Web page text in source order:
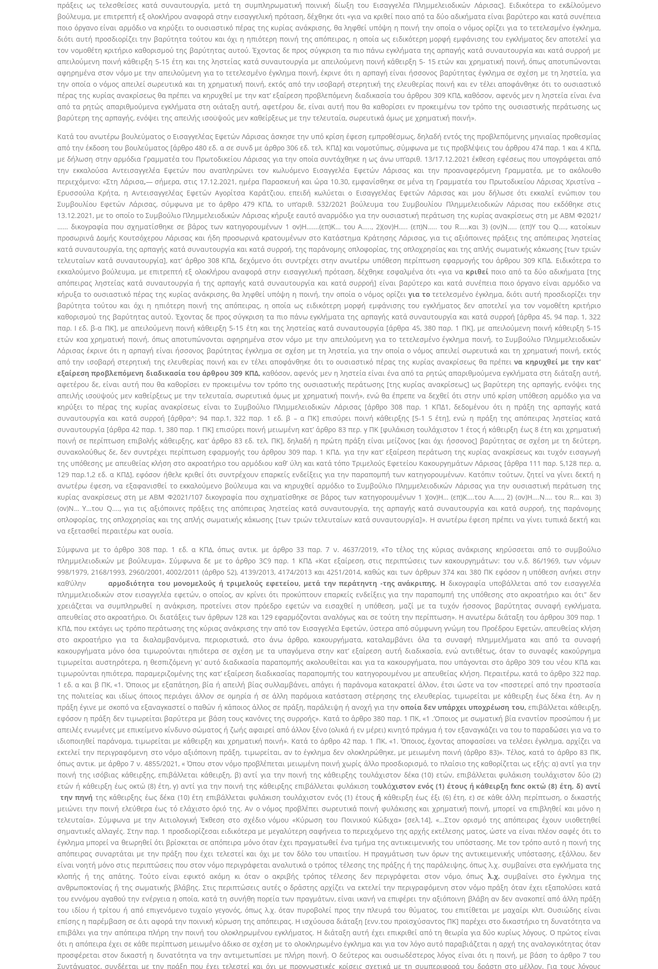
πράξεις ως τελεσθείσες κατά συναυτουργία, μετά τη συμπληρωματική ποινική δίωξη του Εισαγγελέα Πλημμελειοδικών Λάρισας]. Ειδικότερα το εκ&ίλούμενο
βούλευμα, με επιτρεπτή εξ ολοκλήρου αναφορά στην εισαγγελική πρόταση, δέχθηκε ότι «για να κριθεί ποιο από τα δύο αδικήματα είναι βαρύτερο και κατά συνέπεια
ποιο όργανο είναι αρμόδιο να κηρύξει το ουσιαστικό πέρας της κυρίας ανάκρισης, θα ληφθεί υπόψη η ποινή την οποία ο νόμος ορίζει για το τετελεσμένο έγκλημα,
διότι αυτή προσδιορίζει την βαρύτητα τούτου και όχι η ηπιότερη ποινή της απόπειρας, η οποία ως ειδικότερη μορφή εμφάνισης του εγκλήματος δεν αποτελεί για
τον νομοθέτη κριτήριο καθορισμού της βαρύτητας αυτού. Έχοντας δε προς σύγκριση τα πιο πάνω εγκλήματα της αρπαγής κατά συναυτουργία και κατά συρροή με
απειλούμενη ποινή κάθειρξη 5-15 έτη και της ληστείας κατά συναυτουργία με απειλούμενη ποινή κάθειρξη 5- 15 ετών και χρηματική ποινή, όπως αποτυπώνονται
αφηρημένα στον νόμο με την απειλούμενη για το τετελεσμένο έγκλημα ποινή, έκρινε ότι η αρπαγή είναι ήσσονος βαρύτητας έγκλημα σε σχέση με τη ληστεία, για
την οποία ο νόμος απειλεί σωρευτικά και τη χρηματική ποινή, εκτός από την ισοβαρή στερητική της ελευθερίας ποινή και εν τέλει αποφάνθηκε ότι το ουσιαστικό
πέρας της κυρίας ανακρίσεως θα πρέπει να κηρυχθεί με την κατ’ εξαίρεση προβλεπόμενη διαδικασία του άρθρου 309 ΚΠΔ, καθόσον, αφενός μεν η ληστεία είναι ένα
από τα ρητώς απαριθμούμενα εγκλήματα στη οιάταξη αυτή, αφετέρου δε, είναι αυτή που θα καθορίσει εν προκειμένω τον τρόπο της ουσιαστικής περάτωσης ως
βαρύτερη της αρπαγής, ενόψει της απειλής ισοϋψούς μεν καθείρξεως με την τελευταία, σωρευτικά όμως με χρηματική ποινή».
Κατά του ανωτέρω βουλεύματος ο Εισαγγελέας Εφετών Λάρισας άσκησε την υπό κρίση έφεση εμπροθέσμως, δηλαδή εντός της προβλεπόμενης μηνιαίας προθεσμίας
από την έκδοση του βουλεύματος [άρθρο 480 εδ. α σε συνδ με άρθρο 306 εδ. τελ. ΚΠΔ] και νομοτύπως, σύμφωνα με τις προβλέψεις του άρθρου 474 παρ. 1 και 4 ΚΠΔ,
με δήλωση στην αρμόδια Γραμματέα του Πρωτοδικείου Λάρισας για την οποία συντάχθηκε η ως άνω υπ’αριθ. 13/17.12.2021 έκθεση εφέσεως που υπογράφεται από
την εκκαλούσα Αντεισαγγελέα Εφετών που αναπληρώνει τον κωλυόμενο Εισαγγελέα Εφετών Λάρισας και την προαναφερόμενη Γραμματέα, με το ακόλουθο
περιεχόμενο: «Στη Λάρισα,— σήμερα, στις 17.12.2021, ημέρα Παρασκευή και ώρα 10.30, εμφανίσθηκε σε μένα τη Γραμματέα του Πρωτοδικείου Λάρισας Χριστίνα –
Ερυσσούλα Κρήτα, η Αντεισαγγελέας Εφετών Αγορίτσα Καράτζιου, επειδή κωλύεται ο Εισαγγελέας Εφετών Λάρισας και μου δήλωσε ότι εκκαλεί ενώπιον του
Συμβουλίου Εφετών Λάρισας, σύμφωνα με το άρθρο 479 ΚΠΔ, το υπ’αριθ. 532/2021 βούλευμα του Συμβουλίου Πλημμελειοδικών Λάρισας που εκδόθηκε στις
13.12.2021, με το οποίο το Συμβούλιο Πλημμελειοδικών Λάρισας κήρυξε εαυτό αναρμόδιο για την ουσιαστική περάτωση της κυρίας ανακρίσεως στη με ΑΒΜ Φ2021/
…… δικογραφία που σχηματίσθηκε σε βάρος των κατηγορουμένων 1 ov)H…….(επ)Κ… του A….., 2)(ον)Η….. (επ)Ν….. του R…..και 3) (ον)Ν….. (επ)Υ του Q…., κατοίκων
προσωρινά Δομής Κουτσόχερου Λάρισας και ήδη προσωρινά κρατουμένων στο Κατάστημα Κράτησης Λάρισας, για τις αξιόποινες πράξεις της απόπειρας ληστείας
κατά συναυτουργία, της αρπαγής κατά συναυτουργία και κατά συρροή, της παράνομης οπλοφορίας, της οπλοχρησίας και της απλής σωματικής κάκωσης [των τριών
τελευταίων κατά συναυτουργία], κατ’ άρθρο 308 ΚΠΔ, δεχόμενο ότι συντρέχει στην ανωτέρω υπόθεση περίπτωση εφαρμογής του άρθρου 309 ΚΠΔ. Ειδικότερα το
εκκαλούμενο βούλευμα, με επιτρεπτή εξ ολοκλήρου αναφορά στην εισαγγελική πρόταση, δέχθηκε εσφαλμένα ότι «για νακριθεί ποιο από τα δύο αδικήματα [της
απόπειρας ληστείας κατά συναυτουργία ή της αρπαγής κατά συναυτουργία και κατά συρροή] είναι βαρύτερο και κατά συνέπεια ποιο όργανο είναι αρμόδιο να
κήρυξα το ουσιαστικό πέρας της κυρίας ανάκρισης, θα ληφθεί υπόψη η ποινή, την οποία ο νόμος ορίζειγια το τετελεσμένο έγκλημα, διότι αυτή προσδιορίζει την
βαρύτητα τούτου και όχι η ηπιότερη ποινή της απόπειρας, η οποία ως ειδικότερη μορφή εμφάνισης του εγκλήματος δεν αποτελεί για τον νομοθέτη κριτήριο
καθορισμού της βαρύτητας αυτού. Έχοντας δε προς σύγκριση τα πιο πάνω εγκλήματα της αρπαγής κατά συναυτουργία και κατά συρροή [άρθρα 45, 94 παρ. 1, 322
παρ. I εδ. β-α ΠΚ], με απειλούμενη ποινή κάθειρξη 5-15 έτη και της ληστείας κατά συναυτουργία [άρθρα 45, 380 παρ. 1 ΠΚ], με απειλούμενη ποινή κάθειρξη 5-15
ετών κοα χρηματική ποινή, όπως αποτυπώνονται αφηρημένα στον νόμο με την απειλούμενη για το τετελεσμένο έγκλημα ποινή, το Συμβούλιο Πλημμελειοδικών
Λάρισας έκρινε ότι η αρπαγή είναι ήσσονος βαρύτητας έγκλημα σε σχέση με τη ληστεία, για την οποία ο νόμος απειλεί σωρευτικά και τη χρηματική ποινή, εκτός
από την ισοβαρή στερητική της ελευθερίας ποινή και εν τέλει αποφάνθηκε ότι το ουσιαστικό πέρας της κυρίας ανακρίσεως θα πρέπεινα κηρυχθεί με την κατ’
εξαίρεση προβλεπόμενη διαδικασία του άρθρου 309 ΚΠΔ, καθόσον, αφενός μεν η ληστεία είναι ένα από τα ρητώς απαριθμούμενα εγκλήματα στη διάταξη αυτή,
αφετέρου δε, είναι αυτή που θα καθορίσει εν προκειμένω τον τρόπο της ουσιαστικής περάτωσης [της κυρίας ανακρίσεως] ως βαρύτερη της αρπαγής, ενόψει της
απειλής ισοϋψούς μεν καθείρξεως με την τελευταία, σωρευτικά όμως με χρηματική ποινή», ενώ θα έπρεπε να δεχθεί ότι στην υπό κρίση υπόθεση αρμόδιο για να
κηρύξει το πέρας της κυρίας ανακρίσεως είναι το Συμβούλιο Πλημμελειοδικών Λάρισας [άρθρο 308 παρ. 1 ΚΠΔ1, δεδομένου ότι η πράξη της αρπαγής κατά
συναυτουργία και κατά συρροή [άρθρα^; 94 παρ.1, 322 παρ. 1 εδ. β – α ΠΚ] επισύρει ποινή κάθειρξης [5-1 5 έτη], ενώ η πράξη της απόπειρας ληστείας κατά
συναυτουργία [άρθρα 42 παρ. 1, 380 παρ. 1 ΠΚ] επισύρει ποινή μειωμένη κατ’ άρθρο 83 περ. γ ΠΚ [φυλάκιση τουλάχιστον 1 έτος ή κάθειρξη έως 8 έτη και χρηματική
ποινή σε περίπτωση επιβολής κάθειρξης, κατ’ άρθρο 83 εδ. τελ. ΠΚ], δηλαδή η πρώτη πράξη είναι μείζονος [και όχι ήσσονος] βαρύτητας σε σχέση με τη δεύτερη,
συνακολούθως δε, δεν συντρέχει περίπτωση εφαρμογής του άρθρου 309 παρ. 1 ΚΠΔ. για την κατ’ εξαίρεση περάτωση της κυρίας ανακρίσεως και τυχόν εισαγωγή
της υπόθεσης με απευθείας κλήση στο ακροατήριο του αρμόδιου καθ’ ύλη και κατά τόπο Τριμελούς Εφετείου Κακουργημάτων Λάρισας [άρθρα 111 παρ. 5,128 περ. α,
129 παρ.1,2 εδ. α ΚΠΔ], εφόσον ήθελε κριθεί ότι συντρέχουν επαρκείς ενδείξεις για την παραπομπή των κατηγορουμένων. Κατόπιν τούτων, ζητεί να γίνει δεκτή η
ανωτέρω έφεση, να εξαφανισθεί το εκκαλούμενο βούλευμα και να κηρυχθεί αρμόδιο το Συμβούλιο Πλημμελειοδικών Λάρισας για την ουσιαστική περάτωση της
κυρίας ανακρίσεως στη με ΑΒΜ Φ2021/107 δικογραφία που σχηματίσθηκε σε βάρος των κατηγορουμένων 1 )(ov)H… (επ)Κ….του A….., 2) (ον)Η….N…. του R… και 3)
(ov)N… Υ…του Q…., για τις αξιόποινες πράξεις της απόπειρας ληστείας κατά συναυτουργία, της αρπαγής κατά συναυτουργία και κατά συρροή, της παράνομης
οπλοφορίας, της οπλοχρησίας και της απλής σωματικής κάκωσης [των τριών τελευταίων κατά συναυτουργία]». Η ανωτέρω έφεση πρέπει να γίνει τυπικά δεκτή και
να εξετασθεί περαιτέρω κατ ουσία.
Σύμφωνα με το άρθρο 308 παρ. 1 εδ. α ΚΠΔ, όπως αντικ. με άρθρο 33 παρ. 7 ν. 4637/2019, «Το τέλος της κύριας ανάκρισης κηρύσσεται από το συμβούλιο
πλημμελειοδικών με βούλευμα». Σύμφωνα δε με το άρθρο 3C9 παρ. 1 ΚΠΔ «Κατ εξαίρεση, στις περιπτώσεις των κακουργημάτων: του ν.δ. 86/1969, των νόμων
998/1979, 2168/1993, 2960/2001, 4002/2011 (άρθρο 52), 4139/2013, 4174/2013 και 4251/2014, καθώς και των άρθρων 374 και 380 ΠΚ εφόσον η υπόθεση ανήκει στην
καθ’ύληναρμοδιότητα του μονομελούς ή τριμελούς εφετείου, μετά την περάτηντη -της ανάκριπης. Ηδικογραφία υποβάλλεται από τον εισαγγελέα
πλημμελειοδικών στον εισαγγελέα εφετών, ο οποίος, αν κρίνει ότι προκύπτουν επαρκείς ενδείξεις για την παραπομπή της υπόθεσης στο ακροατήριο και ότι” δεν
χρειάζεται να συμπληρωθεί η ανάκριση, προτείνει στον πρόεδρο εφετών να εισαχθεί η υπόθεση, μαζί με τα τυχόν ήσσονος βαρύτητας συναφή εγκλήματα,
απευθείας στο ακροατήριο. Οι διατάξεις των άρθρων 128 και 129 εφαρμόζονται αναλόγως και σε τούτη την περίπτωση». Η ανωτέρω διάταξη του άρθρου 309 παρ. 1
ΚΠΔ, που εκτάγει ως τρόπο περάτωσης της κύριας ανάκρισης την από τον Εισαγγελέα Εφετών, ύστερα από σύμφωνη γνώμη του Προέδρου Εφετών, απευθείας κλήση
στο ακροατήριο για τα διαλαμβανόμενα, περιοριστικά, στο άνω άρθρο, κακουργήματα, καταλαμβάνει όλα τα συναφή πλημμελήματα και από τα συναφή
κακουργήματα μόνο όσα τιμωρούνται ηπιότερα σε σχέση με τα υπαγόμενα στην κατ’ εξαίρεση αυτή διαδικασία, ενώ αντιθέτως, όταν το συναφές κακούργημα
τιμωρείται αυστηρότερα, η θεσπιζόμενη γι’ αυτό διαδικασία παραπομπής ακολουθείται και για τα κακουργήματα, που υπάγονται στο άρθρο 309 του νέου ΚΠΔ και
τιμωρούνται ηπιότερα, παραμεριζομένης της κατ’ εξαίρεση διαδικασίας παραπομπής του κατηγορουμένου με απευθείας κλήση. Περαιτέρω, κατά το άρθρο 322 παρ.
1 εδ. α και β ΠΚ, «1. Όποιος με εξαπάτηση, βία ή απειλή βίας συλλαμβάνει, απάγει ή παράνομα κατακρατεί άλλον, έτσι ώστε να τον «πσστερεί από την προστασία
της πολιτείας και ιδίως όποιος περιάγει άλλον σε ομηρία ή σε άλλη παρόμοια κατάσταση στέρησης της ελευθερίας, τιμωρείται με κάθειρξη έως δέκα έτη. Αν η
πράξη έγινε με σκοπό να εξαναγκαστεί ο παθών ή κάποιος άλλος σε πράξη, παράλειψη ή ανοχή για την οποία δεν υπάρχει υποχρέωση του, επιβάλλεται κάθειρξη,
εφόσον η πράξη δεν τιμωρείται βαρύτερα με βάση τους κανόνες της συρροής». Κατά το άρθρο 380 παρ. 1 ΠΚ, «1 .’Οποιος με σωματική βία εναντίον προσώπου ή με
απειλές ενωμένες με επικείμενο κίνδυνο σώματος ή ζωής αφαιρεί από άλλον ξένο (ολικά ή εν μέρει) κινητό πράγμα ή τον εξαναγκάζει να του to παραδώσει για να το
ιδιοποιηθεί παράνομα, τιμωρείται με κάθειρξη και χρηματική ποινή». Κατά το άρθρο 42 παρ. 1 ΠΚ, «1. Όποιος, έχοντας αποφασίσει να τελέσει έγκλημα, αρχίζει να
εκτελεί την περιγραφόμενη στο νόμο αξιόποινη πράξη, τιμωρείται, αν to έγκλημα δεν ολοκληρώθηκε, με μειωμένη ποινή (άρθρο 83)». Τέλος, κατά το άρθρο 83 ΠΚ,
όπως αντικ. με άρθρο 7 ν. 4855/2021, « Όπου στον νόμο προβλέπεται μειωμένη ποινή χωρίς άλλο προσδιορισμό, το πλαίσιο της καθορίζεται ως εξής: α) αντί για την
ποινή της ισόβιας κάθειρξης, επιβάλλεται κάθειρξη, β) αντί για την ποινή της κάθειρξης τουλάχιστον δέκα (10) ετών, επιβάλλεται φυλάκιση τουλάχιστον δύο (2)
ετών ή κάθειρξη έως οκτώ (8) έτη, γ) αντί για την ποινή της κάθειρξης επιβάλλεται φυλάκιση τουλάχιστον ενός (1) έτους ή κάθειρξη fxnc οκτώ (8) έτη, δ) αντί
την πηνή της κάθειρξης έως δέκα (10) έτη επιβάλλεται φυλάκιση τουλάχιστον ενός (1) έτους ή κάθειρξη έως έξι (6) έτη, ε) σε κάθε άλλη περίπτωση, ο δικαστής
μειώνει την ποινή ελεύθερα έως τό ελάχιστο όριό της. Αν ο νόμος προβλέπει σωρευτικά ποινή φυλάκισης και χρηματική ποινή, μπορεί να επιβληθεί και μόνο η
τελευταία». Σύμφωνα με την Αιτιολογική Έκθεση στο σχέδιο νόμου «Κύρωση του Ποινικού Κώδιχα» [σελ.14], «…Στον ορισμό της απόπειρας έχουν υιοθετηθεί
σημαντικές αλλαγές. Στην παρ. 1 προσδιορίζεσαι ειδικότερα με μεγαλύτερη σαφήνεια το περιεχόμενο της αρχής εκτέλεσης ματος, ώστε να είναι πλέον σαφές ότι το
έγκλημα μπορεί να θεωρηθεί ότι βρίσκεται σε απόπειρα μόνο όταν έχει πραγματωθεί ένα τμήμα της αντικειμενικής του υπόστασης. Με τον τρόπο αυτό η ποινή της
απόπειρας συναρτάται με την πράξη που έχει τελεστεί και όχι με τον δόλο του υπαιτίου. Η πραγμάτωση των όρων της αντικειμενικής υπόστασης, εξάλλου, δεν
είναι νοητή μόνο στις περιπτώσεις που στον νόμο περιγράφεται αναλυτικά ο τρόπος τέλεσης της πράξης ή της παράλειψης, όπως λ.χ. συμβαίνει στα εγκλήματα της
κλοπής ή της απάτης. Τούτο είναι εφικτό ακόμη κι όταν ο ακριβής τρόπος τέλεσης δεν περιγράφεται στον νόμο, όπως λ.χ. συμβαίνει στο έγκλημα της
ανθρωποκτονίας ή της σωματικής βλάβης. Στις περιπτώσεις αυτές ο δράστης αρχίζει να εκτελεί την περιγραφόμενη στον νόμο πράξη όταν έχει εξαπολύσει κατά
του εννόμου αγαθού την ενέργεια η οποία, κατά τη συνήθη πορεία των πραγμάτων, είναι ικανή να επιφέρει την αξιόποινη βλάβη αν δεν ανακοπεί από άλλη πράξη
του ιδίου ή τρίτου ή από επιγενόμενο τυχαίο γεγονός, όπως λ.χ. όταν πυροβολεί προς την πλευρά του θύματος, του επιτίθεται με μαχαίρι κλπ. Ουσιώδης είναι
επίσης η παρέμβαση σε ό,τι αφορά την ποινική κύρωση της απόπειρας. Η ισχύουσα διάταξη [ενν.του προϊσχύσαντος ΠΚ] παρέχει στο δικαστήριο τη δυνατότητα να
επιβάλει για την απόπειρα πλήρη την ποινή του ολοκληρωμένου εγκλήματος. Η διάταξη αυτή έχει επικριθεί από τη θεωρία για δύο κυρίως λόγους. Ο πρώτος είναι
ότι η απόπειρα έχει σε κάθε περίπτωση μειωμένο άδικο σε σχέση με το ολοκληρωμένο έγκλημα και για τον λόγο αυτό παραβιάζεται η αρχή της αναλογικότητας όταν
προσφέρεται στον δικαστή η δυνατότητα να την αντιμετωπίσει με πλήρη ποινή. Ο δεύτερος και ουσιωδέστερος λόγος είναι ότι η ποινή, με βάση το άρθρο 7 του
Συντάγματος, συνδέεται με την πράξη που έχει τελεστεί και όχι με προγνωστικές κρίσεις σχετικά με τη συμπεριφορά του δράστη στο μέλλον. Για τους λόγους